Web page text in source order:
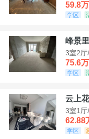
59.8万
学区
峰景
3室2厅
75.6万
学区
云上
3室1厅
62.88
学区